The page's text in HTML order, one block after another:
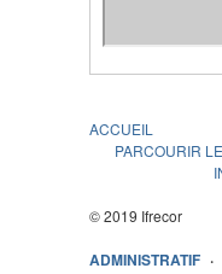
ACCUEIL
PARCOURIR
© 2019 Ifrecor
ADMINISTRATIF